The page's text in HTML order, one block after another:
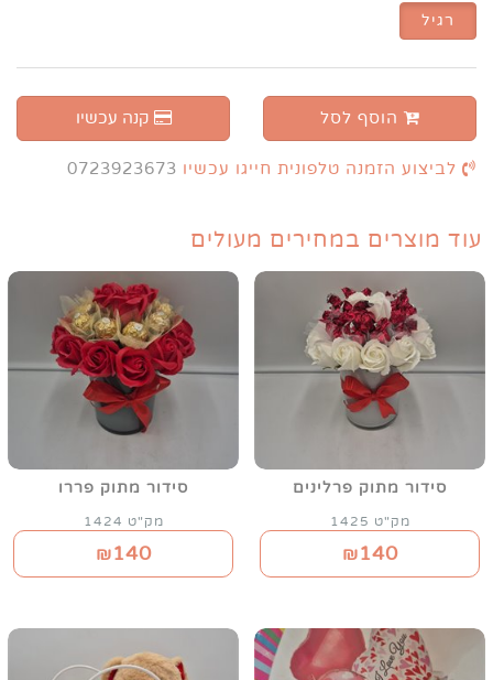
רגיל
הוסף לסל קנה עכשיו
לביצוע הזמנה טלפונית חייגו עכשיו 0723923673
עוד מוצרים במחירים מעולים
סידור מתוק פרלינים
מק"ט 1425
₪140
סידור מתוק פררו
מק"ט 1424
₪140